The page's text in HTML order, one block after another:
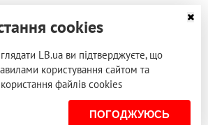
cookies
LB.ua ви підтверджуєте, що
користування сайтом та
файлів cookies
ПОГОДЖУЮСЬ